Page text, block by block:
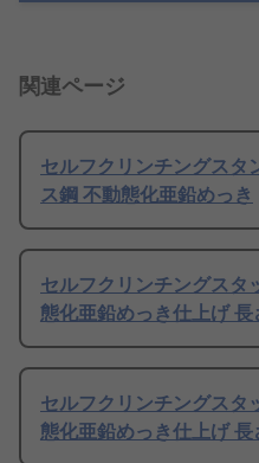
関連ページ
セルフクリンチングスタ
ス鋼 不動態化亜鉛めっき
セルフクリンチングスタ
態化亜鉛めっき仕上げ
セルフクリンチングスタ
態化亜鉛めっき仕上げ